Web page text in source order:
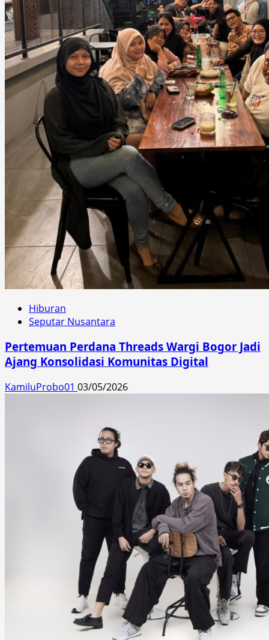
Hiburan
Seputar Nusantara
Pertemuan Perdana Threads Wargi Bogor Jadi
Ajang Konsolidasi Komunitas Digital
KamiluProbo01 03/05/2026